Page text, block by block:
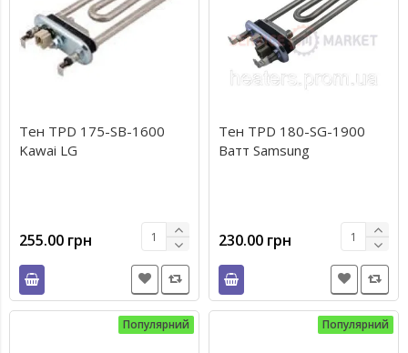
Тен TPD 175-SB-1600
Kawai LG
255.00 грн
Тен TPD 180-SG-1900
Ватт Samsung
230.00 грн
Популярний Популярний